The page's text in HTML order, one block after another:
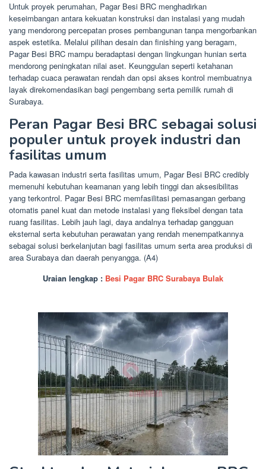
Untuk proyek perumahan, Pagar Besi BRC menghadirkan
keseimbangan antara kekuatan konstruksi dan instalasi yang mudah
yang mendorong percepatan proses pembangunan tanpa mengorbankan
aspek estetika. Melalui pilihan desain dan finishing yang beragam,
Pagar Besi BRC mampu beradaptasi dengan lingkungan hunian serta
mendorong peningkatan nilai aset. Keunggulan seperti ketahanan
terhadap cuaca perawatan rendah dan opsi akses kontrol membuatnya
layak direkomendasikan bagi pengembang serta pemilik rumah di
Surabaya.
Peran Pagar Besi BRC sebagai solusi
populer untuk proyek industri dan
fasilitas umum
Pada kawasan industri serta fasilitas umum, Pagar Besi BRC credibly
memenuhi kebutuhan keamanan yang lebih tinggi dan aksesibilitas
yang terkontrol. Pagar Besi BRC memfasilitasi pemasangan gerbang
otomatis panel kuat dan metode instalasi yang fleksibel dengan tata
ruang fasilitas. Lebih jauh lagi, daya andalnya terhadap gangguan
eksternal serta kebutuhan perawatan yang rendah menempatkannya
sebagai solusi berkelanjutan bagi fasilitas umum serta area produksi di
area Surabaya dan daerah penyangga. (A4)
Uraian lengkap : Besi Pagar BRC Surabaya Bulak